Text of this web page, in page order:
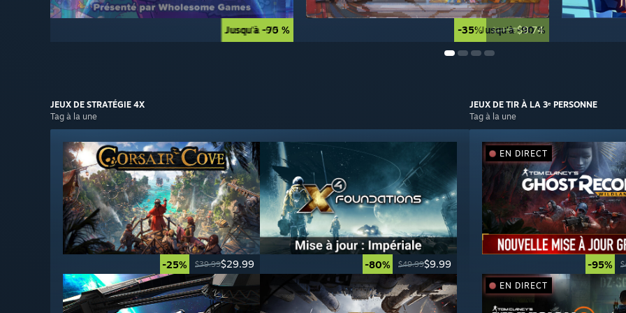
Jusqu'à -75 % -35% $14.99$9.74
Jusqu'à -90 % Jusqu'à -90 %
JEUX DE STRATÉGIE 4X
Tag à la une
-25% $39.99$29.99 -80% $49.99$9.99
JEUX DE TIR À LA 3ᵉ PERSONNE
Tag à la une
-95%
EN DIRECT
EN DIRECT